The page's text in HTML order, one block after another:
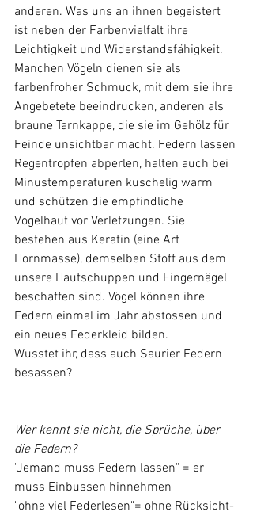
anderen. Was uns an ihnen begeistert
ist neben der Farbenvielfalt ihre
Leichtigkeit und Widerstandsfähigkeit.
Manchen Vögeln dienen sie als
farbenfroher Schmuck, mit dem sie ihre
Angebetete beeindrucken, anderen als
braune Tarnkappe, die sie im Gehölz für
Feinde unsichtbar macht. Federn lassen
Regentropfen abperlen, halten auch bei
Minustemperaturen kuschelig warm
und schützen die empfindliche
Vogelhaut vor Verletzungen. Sie
bestehen aus Keratin (eine Art
Hornmasse), demselben Stoff aus dem
unsere Hautschuppen und Fingernägel
beschaffen sind. Vögel können ihre
Federn einmal im Jahr abstossen und
ein neues Federkleid bilden.
Wusstet ihr, dass auch Saurier Federn
besassen?
Wer kennt sie nicht, die Sprüche, über
die Federn?
"Jemand muss Federn lassen" = er
muss Einbussen hinnehmen
"ohne viel Federlesen"= ohne Rücksicht-